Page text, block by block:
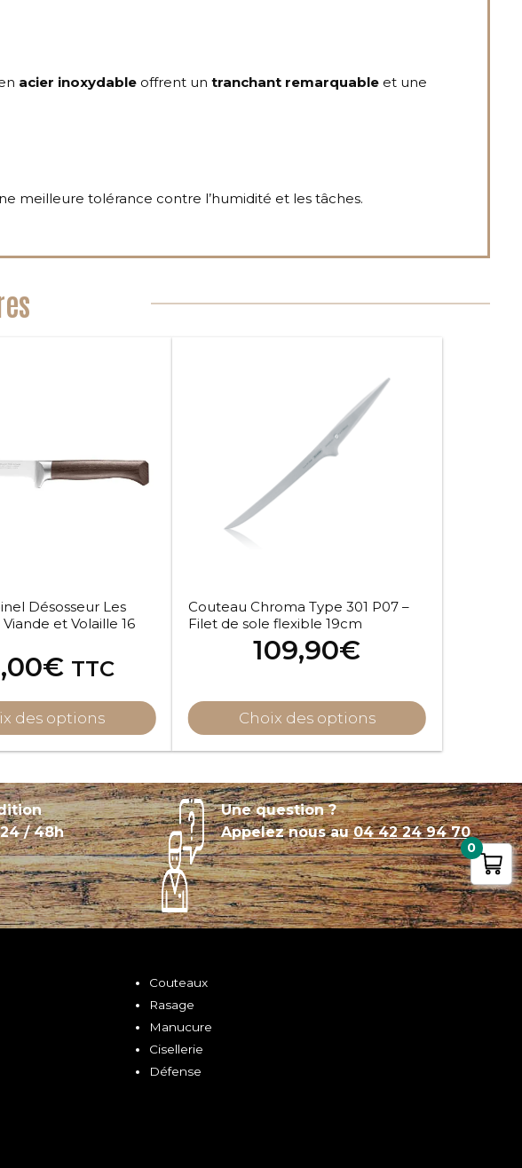
acier inoxydable offrent un tranchant remarquable et une
meilleure tolérance contre l’humidité et les tâches.
Désosseur Les
et Volaille 16
€ TTC
des options
Couteau Chroma Type 301 P07 –
Filet de sole flexible 19cm
109,90€
Choix des options
/ 48h
Une question ?
Appelez nous au04 42 24 94 70
Couteaux
Rasage
Manucure
Cisellerie
Défense
0